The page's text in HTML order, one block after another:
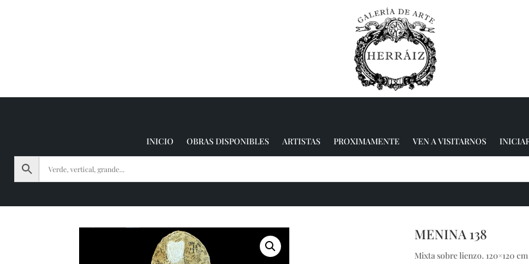
INICIO OBRAS DISPONIBLES ARTISTAS PROXIMAMENTE VEN A VISITARNOS
MENINA 138
Mixta sobre lienzo. 120×120